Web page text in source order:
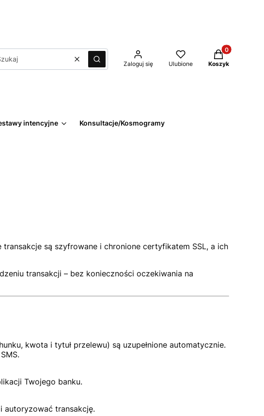
WyczyśćSzukaj Zaloguj się Ulubione
Produkty w
Koszyk
intencyjne Konsultacje/Kosmogramy
są szyfrowane i chronione certyfikatem SSL, a ich
transakcji – bez konieczności oczekiwania na
kwota i tytuł przelewu) są uzupełnione automatycznie.
Twojego banku.
autoryzować transakcję.